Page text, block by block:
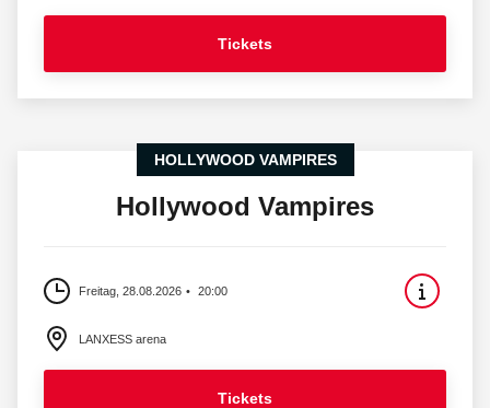
Tickets
HOLLYWOOD VAMPIRES
Hollywood Vampires
Freitag, 28.08.2026 20:00
LANXESS arena
Tickets